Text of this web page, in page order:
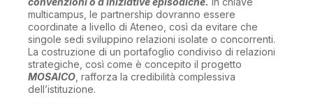
multicampus, le partnership dovranno essere
coordinate a livello di Ateneo, così da evitare che
singole sedi sviluppino relazioni isolate o concorrenti.
La costruzione di un portafoglio condiviso di relazioni
strategiche, così come è concepito il progetto
MOSAICO , rafforza la credibilità complessiva
dell’istituzione.